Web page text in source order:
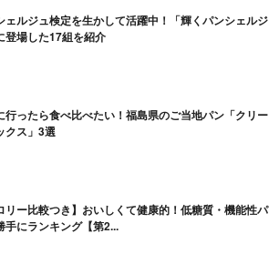
ェルジュ検定を生かして活躍中！「輝くパンシェルジ
登場した17組を紹介
行ったら食べ比べたい！福島県のご当地パン「クリー
クス」3選
リー比較つき】おいしくて健康的！低糖質・機能性パ
手にランキング【第2...